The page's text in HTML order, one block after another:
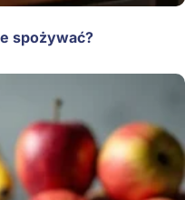
spożywać?